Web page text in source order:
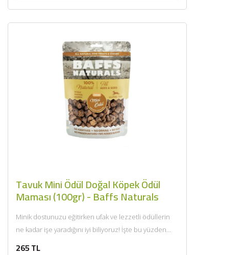
Tavuk Mini Ödül Doğal Köpek Ödül
Maması (100gr) - Baffs Naturals
Minik dostunuzu eğitirken ufak ve lezzetli ödüllerin
ne kadar işe yaradığını iyi biliyoruz! İşte bu yüzden
265 TL